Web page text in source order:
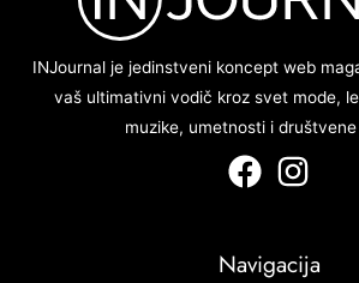
INJournal je jedinstveni koncept web
vaš ultimativni vodič kroz svet mode,
muzike, umetnosti i
Navigacija